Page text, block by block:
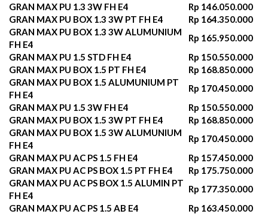
GRAN MAX PU 1.3 3W FH E4
Rp 146.050.000
GRAN MAX PU BOX 1.3 3W PT FH E4
Rp 164.350.000
GRAN MAX PU BOX 1.3 3W ALUMUNIUM
FH E4
Rp 165.950.000
GRAN MAX PU 1.5 STD FH E4
Rp 150.550.000
GRAN MAX PU BOX 1.5 PT FH E4
Rp 168.850.000
GRAN MAX PU BOX 1.5 ALUMUNIUM PT
FH E4
Rp 170.450.000
GRAN MAX PU 1.5 3W FH E4
Rp 150.550.000
GRAN MAX PU BOX 1.5 3W PT FH E4
Rp 168.850.000
GRAN MAX PU BOX 1.5 3W ALUMUNIUM
FH E4
Rp 170.450.000
GRAN MAX PU AC PS 1.5 FH E4
Rp 157.450.000
GRAN MAX PU AC PS BOX 1.5 PT FH E4
Rp 175.750.000
GRAN MAX PU AC PS BOX 1.5 ALUMIN PT
FH E4
Rp 177.350.000
GRAN MAX PU AC PS 1.5 AB E4
Rp 163.450.000